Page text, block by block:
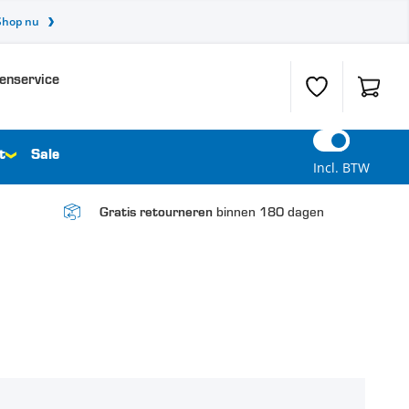
nu
Verlanglijst
Sale
Incl. BTW
Gratis retournerenbinnen 180 dagen